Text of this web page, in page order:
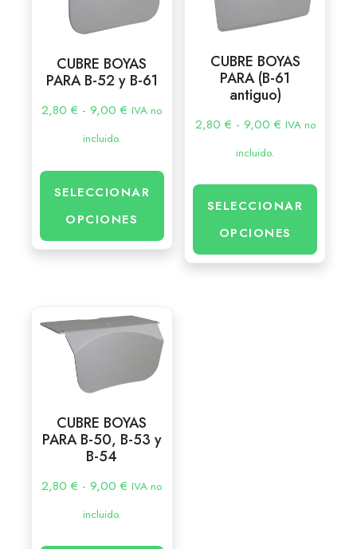
CUBRE BOYAS
PARA B-52 y B-61
2,80€ - 9,00€ IVA no
incluido.
SELECCIONAR
OPCIONES
CUBRE BOYAS
PARA (B-61
antiguo)
2,80 € - 9,00 € IVA no
incluido.
SELECCIONAR
OPCIONES
CUBRE BOYAS
PARA B-50, B-53 y
B-54
2,80€ - 9,00€ IVA no
incluido.